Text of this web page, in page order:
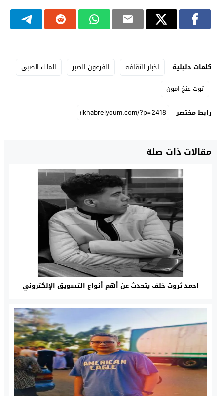
كلمات دليلية اخبار الثقافه الفرعون الصبر
الملك الصبى
توت عنخ امون
رابط مختصر
مقالات ذات صلة
احمد ثروت خلف يتحدث عن أهم أنواع التسويق الإلكتروني